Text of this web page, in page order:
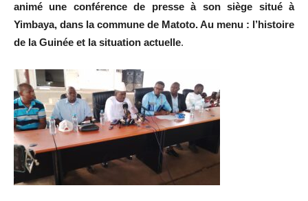
animé une conférence de presse à son siège situé à
Yimbaya, dans la commune de Matoto. Au menu : l’histoire
de la Guinée et la situation actuelle.